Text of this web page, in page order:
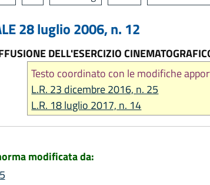
28 luglio 2006, n. 12
DELL'ESERCIZIO
Testo coordinato con le modifiche
L.R. 23 dicembre 2016, n. 25
L.R. 18 luglio 2017, n. 14
modificata da: